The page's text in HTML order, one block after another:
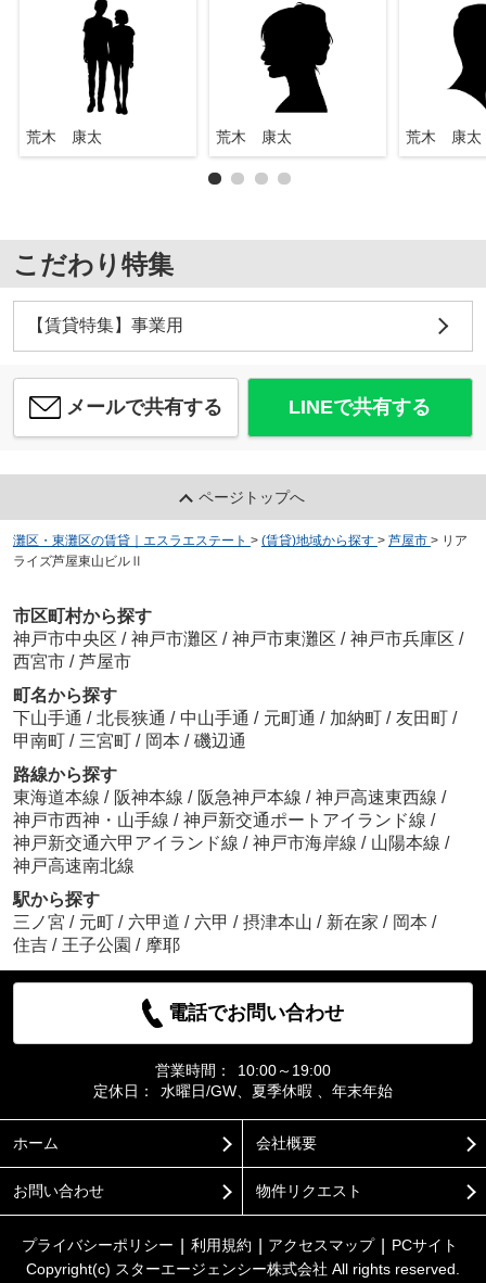
荒木 康太 荒木 康太 荒木 康太
こだわり特集
【賃貸特集】事業用
メールで共有する LINEで共有する
ページトップへ
灘区・東灘区の賃貸｜エスラエステート > (賃貸)地域から探す > 芦屋市 > リア
ライズ芦屋東山ビルⅡ
市区町村から探す
神戸市中央区 / 神戸市灘区 / 神戸市東灘区 / 神戸市兵庫区 /
西宮市 / 芦屋市
町名から探す
下山手通 / 北長狭通 / 中山手通 / 元町通 / 加納町 / 友田町 /
甲南町 / 三宮町 / 岡本 / 磯辺通
路線から探す
東海道本線 / 阪神本線 / 阪急神戸本線 / 神戸高速東西線 /
神戸市西神・山手線 / 神戸新交通ポートアイランド線 /
神戸新交通六甲アイランド線 / 神戸市海岸線 / 山陽本線 /
神戸高速南北線
駅から探す
三ノ宮 / 元町 / 六甲道 / 六甲 / 摂津本山 / 新在家 / 岡本 /
住吉 / 王子公園 / 摩耶
電話でお問い合わせ
営業時間：
10:00～19:00
定休日：
水曜日/GW、夏季休暇 、年末年始
ホーム 会社概要
お問い合わせ 物件リクエスト
プライバシーポリシー 利用規約 アクセスマップ
PCサイト
Copyright(c) スターエージェンシー株式会社 All rights reserved.